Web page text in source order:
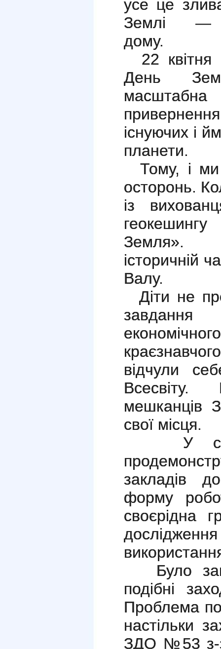
усе це
Землі —
дому.
22 квітня
День
масштабна
існуючих і
планети.
Тому, і ми
осторонь.
із
Земля».
історичній
Валу.
Діти не
відчули
мешканців
свої місця.
У свою
закладів
форму
своєрідна
Було
подібні
Проблема
настільки
ЗДО №53 з-